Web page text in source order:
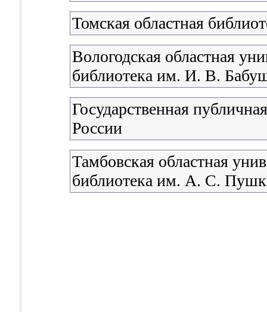
Томская областная
Вологодская областная
библиотека им. И. В.
Государственная
России
Тамбовская областная
библиотека им. А. С.